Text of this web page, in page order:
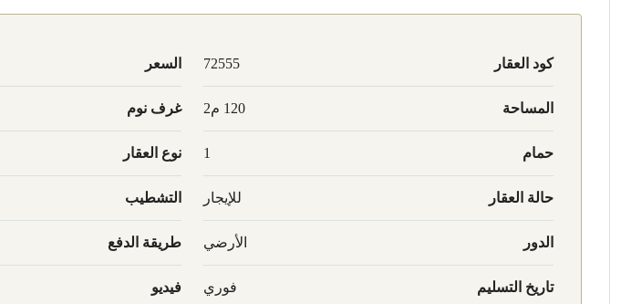
كود العقار 72555 السعر
المساحة 120 م2 غرف نوم
حمام 1 نوع العقار
حالة العقار للإيجار التشطيب
الدور الأرضي طريقة الدفع
تاريخ التسليم فوري فيديو